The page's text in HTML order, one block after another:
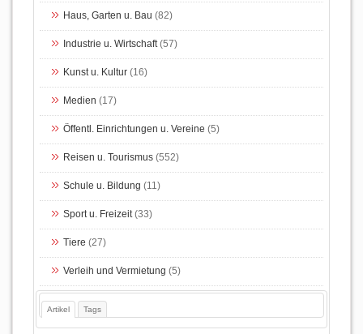
Haus, Garten u. Bau (82)
Industrie u. Wirtschaft(57)
Kunst u. Kultur (16)
Medien (17)
Öffentl. Einrichtungen u. Vereine (5)
Reisen u. Tourismus (552)
Schule u. Bildung (11)
Sport u. Freizeit(33)
Tiere (27)
Verleih und Vermietung (5)
Artikel Tags